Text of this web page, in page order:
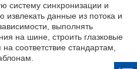
систему синхронизации и
данные из потока и
выполнять
на шине, строить глазковые
соответствие стандартам,